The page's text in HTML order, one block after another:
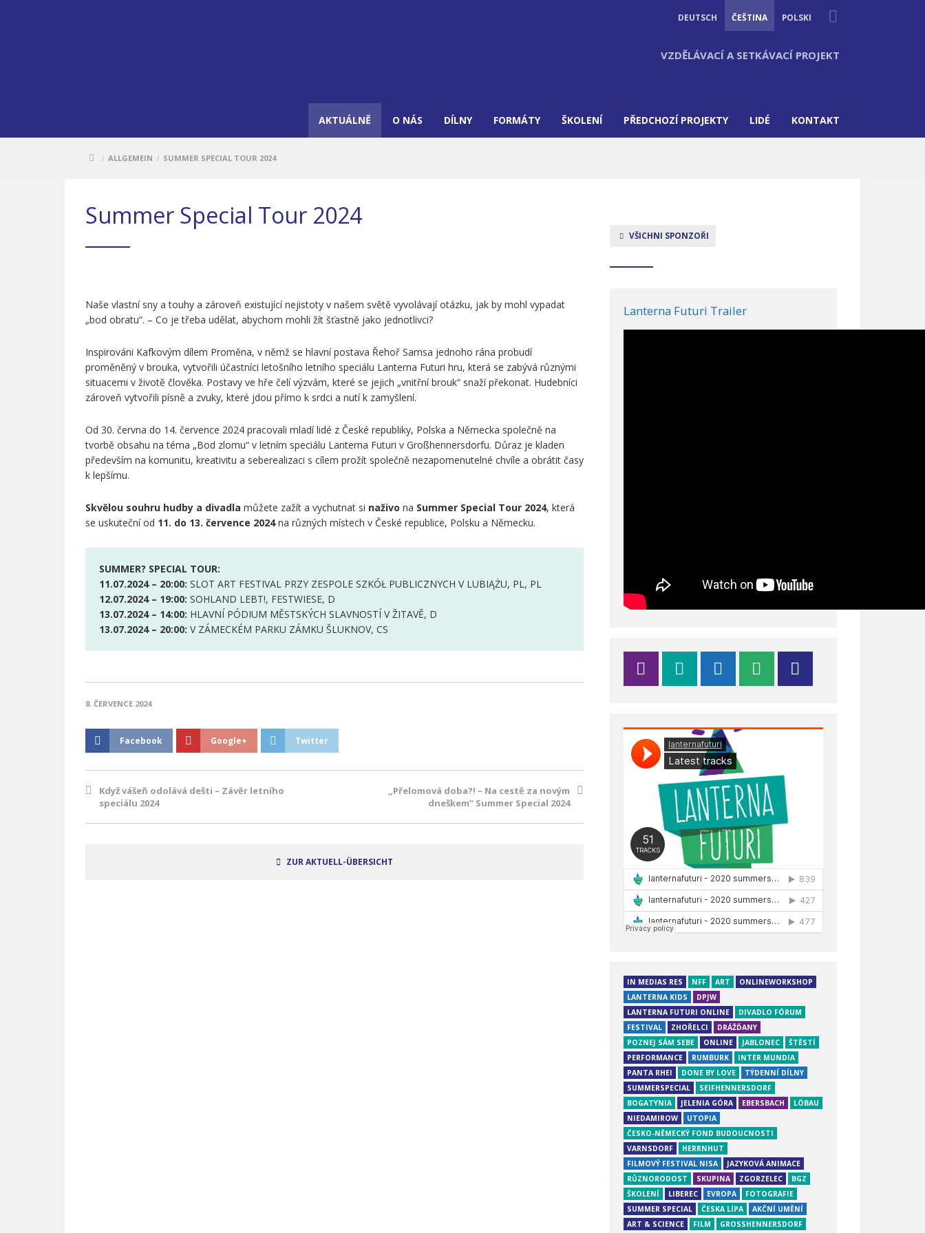
DEUTSCH ČEŠTINA POLSKI
VZDĚLÁVACÍ A SETKÁVACÍ PROJEKT
AKTUÁLNĚ O NÁS DÍLNY FORMÁTY ŠKOLENÍ PŘEDCHOZÍ PROJEKTY LIDÉ KONTAKT
/ ALLGEMEIN / SUMMER SPECIAL TOUR 2024
Summer Special Tour 2024
Naše vlastní sny a touhy a zároveň existující nejistoty v našem světě vyvolávají otázku, jak by mohl vypadat
„bod obratu“. – Co je třeba udělat, abychom mohli žít šťastně jako jednotlivci?
Inspirováni Kafkovým dílem Proměna, v němž se hlavní postava Řehoř Samsa jednoho rána probudí
proměněný v brouka, vytvořili účastníci letošního letního speciálu Lanterna Futuri hru, která se zabývá různými
situacemi v životě člověka. Postavy ve hře čelí výzvám, které se jejich „vnitřní brouk“ snaží překonat. Hudebníci
zároveň vytvořili písně a zvuky, které jdou přímo k srdci a nutí k zamyšlení.
Od 30. června do 14. července 2024 pracovali mladí lidé z České republiky, Polska a Německa společně na
tvorbě obsahu na téma „Bod zlomu“ v letním speciálu Lanterna Futuri v Großhennersdorfu. Důraz je kladen
především na komunitu, kreativitu a seberealizaci s cílem prožít společně nezapomenutelné chvíle a obrátit časy
k lepšímu.
Skvělou souhru hudby a divadla můžete zažít a vychutnat si naživo na Summer Special Tour 2024, která
se uskuteční od 11. do 13. července 2024na různých místech v České republice, Polsku a Německu.
SUMMER? SPECIAL TOUR:
11.07.2024 – 20:00: SLOT ART FESTIVAL PRZY ZESPOLE SZKÓŁ PUBLICZNYCH V LUBIĄŻU, PL, PL
12.07.2024 – 19:00: SOHLAND LEBT!, FESTWIESE, D
13.07.2024 – 14:00: HLAVNÍ PÓDIUM MĚSTSKÝCH SLAVNOSTÍ V ŽITAVĚ, D
13.07.2024 – 20:00: V ZÁMECKÉM PARKU ZÁMKU ŠLUKNOV, CS
8. ČERVENCE 2024
Facebook Google+ Twitter
Když vášeň odolává dešti – Závěr letního
speciálu 2024
„Přelomová doba?! – Na cestě za novým
dneškem” Summer Special 2024
ZUR AKTUELL-ÜBERSICHT
VŠICHNI SPONZOŘI
Lanterna Futuri Trailer
IN MEDIAS RES NFF ART
ONLINEWORKSHOP
LANTERNA KIDS
DPJW
LANTERNA FUTURI ONLINE
DIVADLO FÓRUM
FESTIVAL
ZHOŘELCI
DRÁŽĎANY
POZNEJ SÁM SEBE
ONLINE JABLONEC
ŠTĚSTÍ
PERFORMANCE
RUMBURK
INTER MUNDIA
PANTA RHEI
DONE BY LOVE
TÝDENNÍ DÍLNY
SUMMERSPECIAL
SEIFHENNERSDORF
BOGATYNIA
JELENIA GÓRA EBERSBACH
LÖBAU
NIEDAMIROW
UTOPIA
ČESKO-NĚMECKÝ FOND BUDOUCNOSTI
VARNSDORF
HERRNHUT
FILMOVÝ FESTIVAL NISA
JAZYKOVÁ ANIMACE
RŮZNORODOST
SKUPINA ZGORZELEC
BGZ
ŠKOLENÍ
LIBEREC EVROPA
FOTOGRAFIE
SUMMER SPECIAL
ČESKA LÍPA
AKČNÍ UMĚNÍ
ART & SCIENCE
FILM GROSSHENNERSDORF